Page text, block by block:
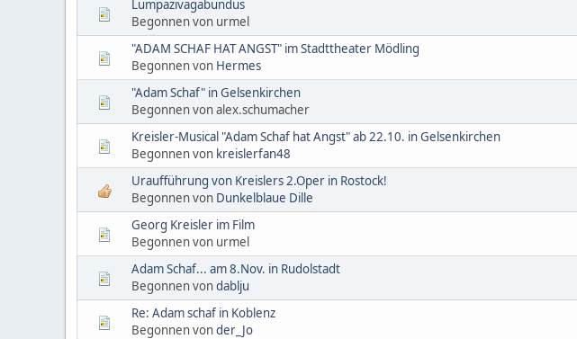
Lumpazivagabundus
Begonnen von urmel
"ADAM SCHAF HAT ANGST" im Stadttheater Mödling
Begonnen von Hermes
"Adam Schaf" in Gelsenkirchen
Begonnen von alex.schumacher
Kreisler-Musical "Adam Schaf hat Angst" ab 22.10. in Gelsenkirchen
Begonnen von kreislerfan48
Uraufführung von Kreislers 2.Oper in Rostock!
Begonnen von Dunkelblaue Dille
Georg Kreisler im Film
Begonnen von urmel
Adam Schaf... am 8.Nov. in Rudolstadt
Begonnen vondablju
Re: Adam schaf in Koblenz
Begonnen vonder_Jo